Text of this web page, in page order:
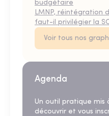
budgétaire
LMNP, réintégration
faut-il privilégier la
Voir tous nos
Agenda
Un outil pratique mis
découvrir et vous